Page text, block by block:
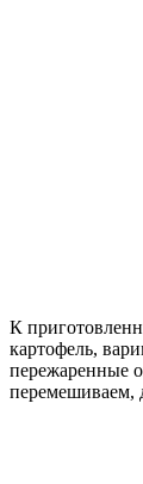
К
картофель,
пережаренные
перемешиваем,